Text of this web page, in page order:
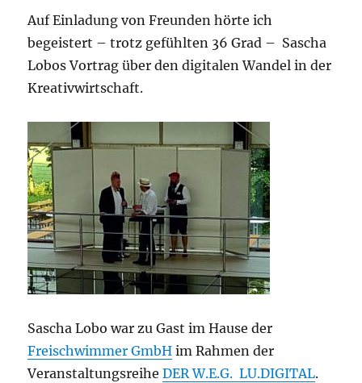
Auf Einladung von Freunden hörte ich
begeistert – trotz gefühlten 36 Grad – Sascha
Lobos Vortrag über den digitalen Wandel in der
Kreativwirtschaft.
Sascha Lobo war zu Gast im Hause der
Freischwimmer GmbH im Rahmen der
VeranstaltungsreiheDER W.E.G. LU.DIGITAL.